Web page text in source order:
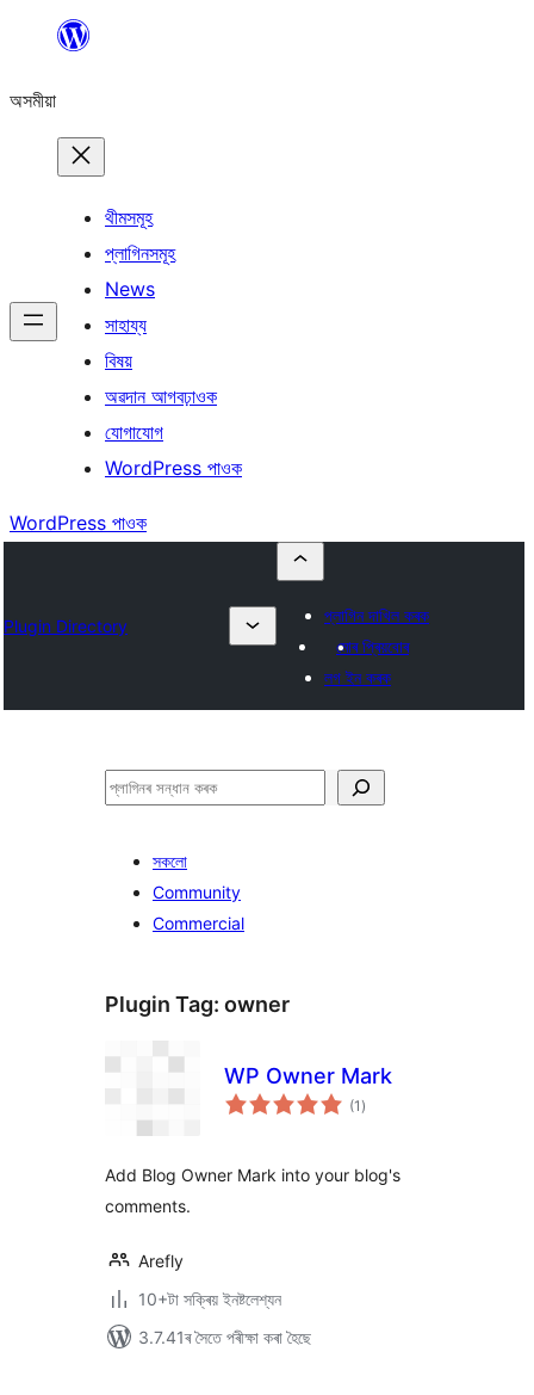
বিষয়বস্তুলৈ
অসমীয়া
থীমসমূহ
প্লাগিনসমূহ
News
সাহায্য
বিষয়
অৱদান আগবঢ়াওক
যোগাযোগ
WordPress পাওক
WordPress পাওক
Plugin Directory
প্লাগিন দাখিল কৰক
মোৰ প্ৰিয়বোৰ
লগ ইন কৰক
সন্ধান
সকলো
Community
Commercial
Plugin Tag: owner
WP Owner Mark
(1 টা
মুঠ)
Add Blog Owner Mark into your blog's
comments.
Arefly
10+টা সক্ৰিয় ইনষ্টলেশ্যন
3.7.41ৰ সৈতে পৰীক্ষা কৰা হৈছে